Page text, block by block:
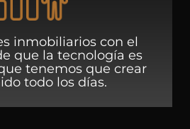
inmobiliarios con el
que la tecnología es
tenemos que crear
todo los días.